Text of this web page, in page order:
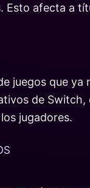
Esto afecta a
juegos que
de
jugadores.